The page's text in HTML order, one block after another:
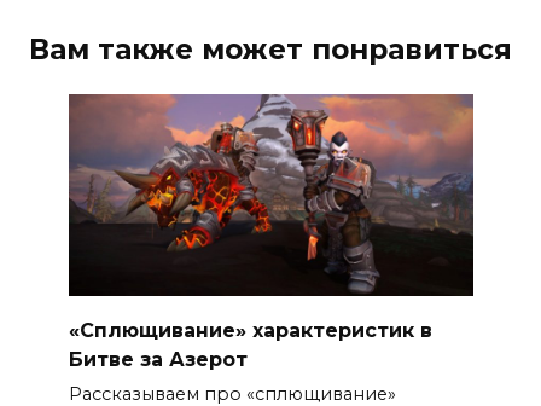
Вам также может понравиться
«Сплющивание» характеристик в
Битве за Азерот
Рассказываем про «сплющивание»